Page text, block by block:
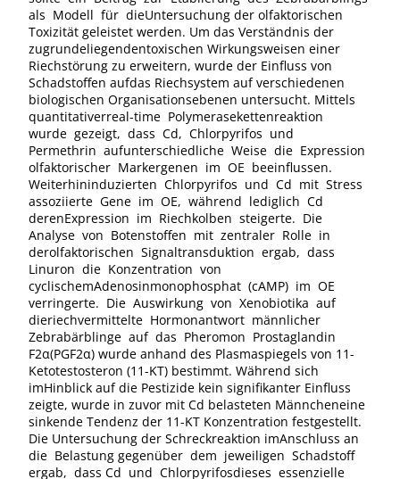
als Modell für dieUntersuchung der olfaktorischen
Toxizität geleistet werden. Um das Verständnis der
zugrundeliegendentoxischen Wirkungsweisen einer
Riechstörung zu erweitern, wurde der Einfluss von
Schadstoffen aufdas Riechsystem auf verschiedenen
biologischen Organisationsebenen untersucht. Mittels
quantitativerreal-time Polymerasekettenreaktion
wurde gezeigt, dass Cd, Chlorpyrifos und
Permethrin aufunterschiedliche Weise die Expression
olfaktorischer Markergenen im OE beeinflussen.
Weiterhininduzierten Chlorpyrifos und Cd mit Stress
assoziierte Gene im OE, während lediglich Cd
derenExpression im Riechkolben steigerte. Die
Analyse von Botenstoffen mit zentraler Rolle in
derolfaktorischen Signaltransduktion ergab, dass
Linuron die Konzentration von
cyclischemAdenosinmonophosphat (cAMP) im OE
verringerte. Die Auswirkung von Xenobiotika auf
dieriechvermittelte Hormonantwort männlicher
Zebrabärblinge auf das Pheromon Prostaglandin
F2α(PGF2α) wurde anhand des Plasmaspiegels von 11-
Ketotestosteron (11-KT) bestimmt. Während sich
imHinblick auf die Pestizide kein signifikanter Einfluss
zeigte, wurde in zuvor mit Cd belasteten Männcheneine
sinkende Tendenz der 11-KT Konzentration festgestellt.
Die Untersuchung der Schreckreaktion imAnschluss an
die Belastung gegenüber dem jeweiligen Schadstoff
ergab, dass Cd und Chlorpyrifosdieses essenzielle